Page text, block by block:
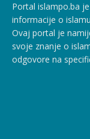
Portal islampo.ba
informacije o
Ovaj portal je
svoje znanje o
odgovore na